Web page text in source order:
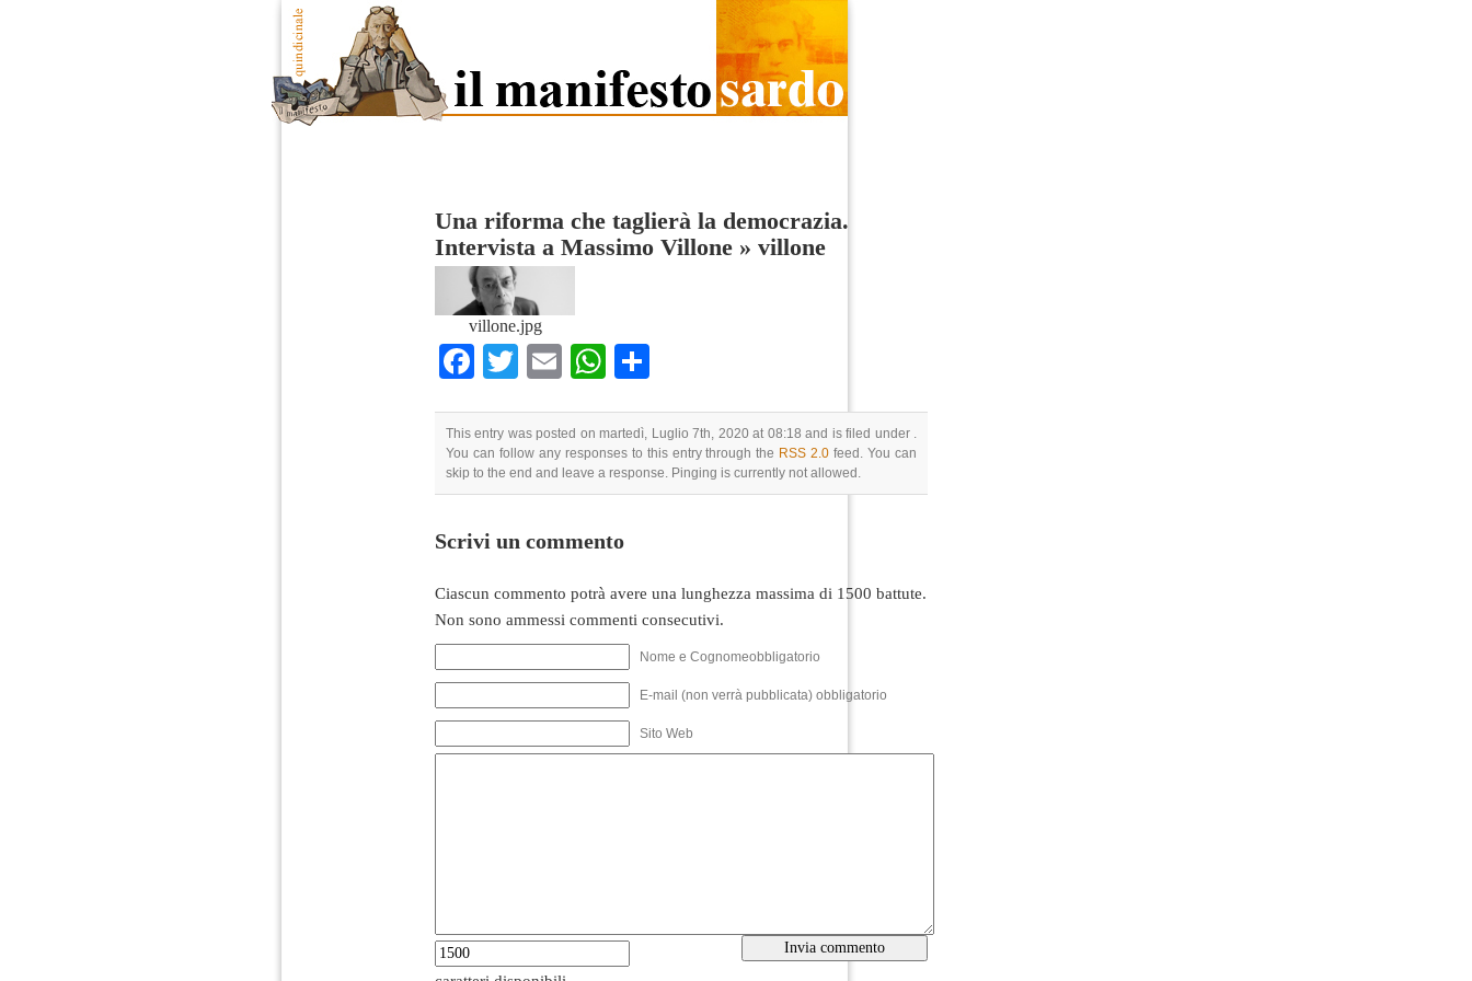
Una riforma che taglierà la democrazia.
Intervista a Massimo Villone » villone
villone.jpg
Facebook
Twitter
EmailWhatsApp
This entry was posted on martedì, Luglio 7th, 2020 at 08:18 and is filed under .
You can follow any responses to this entry through the RSS 2.0 feed. You can
skip to the end and leave a response. Pinging is currently not allowed.
Scrivi un commento
Ciascun commento potrà avere una lunghezza massima di 1500 battute.
Non sono ammessi commenti consecutivi.
Nome e Cognomeobbligatorio
E-mail (non verrà pubblicata) obbligatorio
Sito Web